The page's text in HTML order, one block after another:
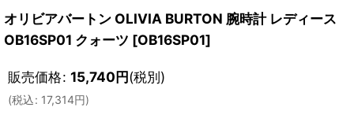
オリビアバートン OLIVIA BURTON 腕時計 レディース
OB16SP01 クォーツ [OB16SP01]
販売価格: 15,740円(税別)
(税込: 17,314円)